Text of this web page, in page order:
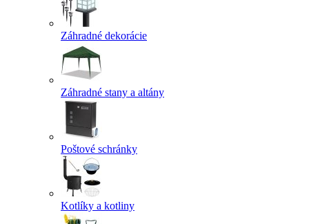
Záhradné dekorácie
Záhradné stany a altány
Poštové schránky
Kotlíky a kotliny